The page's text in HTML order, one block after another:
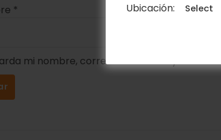
Ubicación:
*
mi nombre, correo electrónico y web